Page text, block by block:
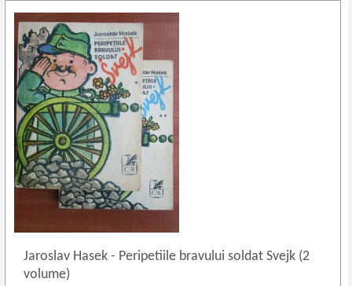
Jaroslav Hasek- Peripetiile bravului soldat Svejk (2
volume)